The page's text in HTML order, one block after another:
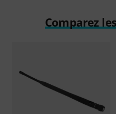
Comparez